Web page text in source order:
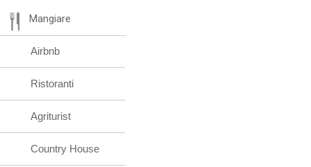
Mangiare
Airbnb
Ristoranti
Agriturist
Country House